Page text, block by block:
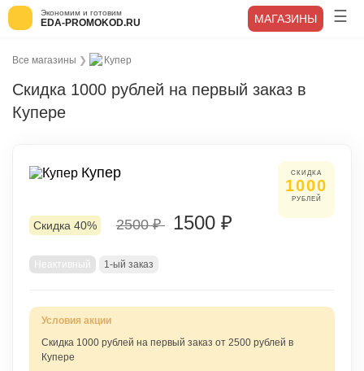
Экономим и готовим
EDA-PROMOKOD.RU МАГАЗИНЫ
Все магазины ❯ Купер
Скидка 1000 рублей на первый заказ в
Купере
Купер СКИДКА
1000
РУБЛЕЙ
Скидка 40% 2500 ₽ 1500 ₽
Неактивный 1-ый заказ
Скидка 1000 рублей на первый заказ от 2500 рублей в
Купере